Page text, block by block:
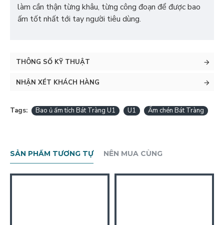
làm cần thận từng khâu, từng công đoạn để được bao
ấm tốt nhất tới tay người tiêu dùng.
THÔNG SỐ KỸ THUẬT
NHẬN XÉT KHÁCH HÀNG
Tags: Bao ủ ấm tích Bát Tràng U1 U1 Ấm chén Bát Tràng
SẢN PHẨM TƯƠNG TỰ NÊN MUA CÙNG